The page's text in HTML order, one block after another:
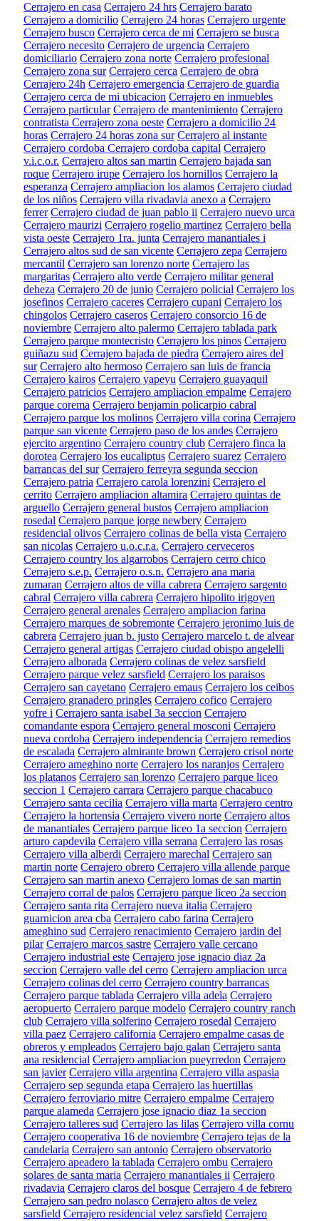
Cerrajero en casa Cerrajero 24 hrs Cerrajero barato
Cerrajero a domicilio Cerrajero 24 horas Cerrajero urgente
Cerrajero busco Cerrajero cerca de mi Cerrajero se busca
Cerrajero necesito Cerrajero de urgencia Cerrajero
domiciliario Cerrajero zona norte Cerrajero profesional
Cerrajero zona sur Cerrajero cerca Cerrajero de obra
Cerrajero 24h Cerrajero emergencia Cerrajero de guardia
Cerrajero cerca de mi ubicacion Cerrajero en inmuebles
Cerrajero particular Cerrajero de mantenimiento Cerrajero
contratista Cerrajero zona oeste Cerrajero a domicilio 24
horas Cerrajero 24 horas zona sur Cerrajero al instante
Cerrajero cordoba Cerrajero cordoba capital Cerrajero
v.i.c.o.r. Cerrajero altos san martin Cerrajero bajada san
roque Cerrajero irupe Cerrajero los hornillos Cerrajero la
esperanza Cerrajero ampliacion los alamos Cerrajero ciudad
de los niños Cerrajero villa rivadavia anexo a Cerrajero
ferrer Cerrajero ciudad de juan pablo ii Cerrajero nuevo urca
Cerrajero maurizi Cerrajero rogelio martinez Cerrajero bella
vista oeste Cerrajero 1ra. junta Cerrajero manantiales i
Cerrajero altos sud de san vicente Cerrajero zepa Cerrajero
mercantil Cerrajero san lorenzo norte Cerrajero las
margaritas Cerrajero alto verde Cerrajero militar general
deheza Cerrajero 20 de junio Cerrajero policial Cerrajero los
josefinos Cerrajero caceres Cerrajero cupani Cerrajero los
chingolos Cerrajero caseros Cerrajero consorcio 16 de
noviembre Cerrajero alto palermo Cerrajero tablada park
Cerrajero parque montecristo Cerrajero los pinos Cerrajero
guiñazu sud Cerrajero bajada de piedra Cerrajero aires del
sur Cerrajero alto hermoso Cerrajero san luis de francia
Cerrajero kairos Cerrajero yapeyu Cerrajero guayaquil
Cerrajero patricios Cerrajero ampliacion empalme Cerrajero
parque corema Cerrajero benjamin policarpio cabral
Cerrajero parque los molinos Cerrajero villa corina Cerrajero
parque san vicente Cerrajero paso de los andes Cerrajero
ejercito argentino Cerrajero country club Cerrajero finca la
dorotea Cerrajero los eucaliptus Cerrajero suarez Cerrajero
barrancas del sur Cerrajero ferreyra segunda seccion
Cerrajero patria Cerrajero carola lorenzini Cerrajero el
cerrito Cerrajero ampliacion altamira Cerrajero quintas de
arguello Cerrajero general bustos Cerrajero ampliacion
rosedal Cerrajero parque jorge newbery Cerrajero
residencial olivos Cerrajero colinas de bella vista Cerrajero
san nicolas Cerrajero u.o.c.r.a. Cerrajero cerveceros
Cerrajero country los algarrobos Cerrajero cerro chico
Cerrajero s.e.p. Cerrajero o.s.n. Cerrajero ana maria
zumaran Cerrajero altos de villa cabrera Cerrajero sargento
cabral Cerrajero villa cabrera Cerrajero hipolito irigoyen
Cerrajero general arenales Cerrajero ampliacion farina
Cerrajero marques de sobremonte Cerrajero jeronimo luis de
cabrera Cerrajero juan b. justo Cerrajero marcelo t. de alvear
Cerrajero general artigas Cerrajero ciudad obispo angelelli
Cerrajero alborada Cerrajero colinas de velez sarsfield
Cerrajero parque velez sarsfield Cerrajero los paraisos
Cerrajero san cayetano Cerrajero emaus Cerrajero los ceibos
Cerrajero granadero pringles Cerrajero cofico Cerrajero
yofre i Cerrajero santa isabel 3a seccion Cerrajero
comandante espora Cerrajero general mosconi Cerrajero
nueva cordoba Cerrajero independencia Cerrajero remedios
de escalada Cerrajero almirante brown Cerrajero crisol norte
Cerrajero ameghino norte Cerrajero los naranjos Cerrajero
los platanos Cerrajero san lorenzo Cerrajero parque liceo
seccion 1 Cerrajero carrara Cerrajero parque chacabuco
Cerrajero santa cecilia Cerrajero villa marta Cerrajero centro
Cerrajero la hortensia Cerrajero vivero norte Cerrajero altos
de manantiales Cerrajero parque liceo 1a seccion Cerrajero
arturo capdevila Cerrajero villa serrana Cerrajero las rosas
Cerrajero villa alberdi Cerrajero marechal Cerrajero san
martin norte Cerrajero obrero Cerrajero villa allende parque
Cerrajero san martin anexo Cerrajero lomas de san martin
Cerrajero corral de palos Cerrajero parque liceo 2a seccion
Cerrajero santa rita Cerrajero nueva italia Cerrajero
guarnicion area cba Cerrajero cabo farina Cerrajero
ameghino sud Cerrajero renacimiento Cerrajero jardin del
pilar Cerrajero marcos sastre Cerrajero valle cercano
Cerrajero industrial este Cerrajero jose ignacio diaz 2a
seccion Cerrajero valle del cerro Cerrajero ampliacion urca
Cerrajero colinas del cerro Cerrajero country barrancas
Cerrajero parque tablada Cerrajero villa adela Cerrajero
aeropuerto Cerrajero parque modelo Cerrajero country ranch
club Cerrajero villa solferino Cerrajero rosedal Cerrajero
villa paez Cerrajero california Cerrajero empalme casas de
obreros y empleados Cerrajero bajo galan Cerrajero santa
ana residencial Cerrajero ampliacion pueyrredon Cerrajero
san javier Cerrajero villa argentina Cerrajero villa aspasia
Cerrajero sep segunda etapa Cerrajero las huertillas
Cerrajero ferroviario mitre Cerrajero empalme Cerrajero
parque alameda Cerrajero jose ignacio diaz 1a seccion
Cerrajero talleres sud Cerrajero las lilas Cerrajero villa cornu
Cerrajero cooperativa 16 de noviembre Cerrajero tejas de la
candelaria Cerrajero san antonio Cerrajero observatorio
Cerrajero apeadero la tablada Cerrajero ombu Cerrajero
solares de santa maria Cerrajero manantiales ii Cerrajero
rivadavia Cerrajero claros del bosque Cerrajero 4 de febrero
Cerrajero san pedro nolasco Cerrajero altos de velez
sarsfield Cerrajero residencial velez sarsfield Cerrajero